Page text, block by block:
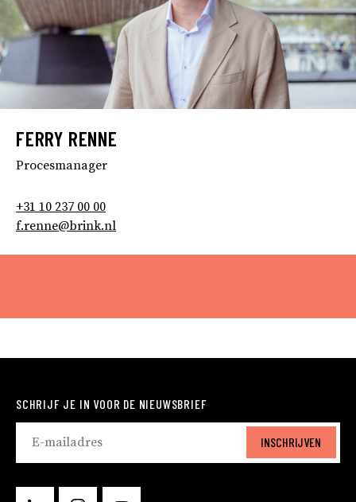
FERRY RENNE
Procesmanager
+31 10 237 00 00
f.renne@brink.nl
SCHRIJF JE IN VOOR DE NIEUWSBRIEF
INSCHRIJVEN